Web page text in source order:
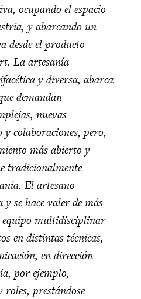
ocupando el espacio
y abarcando un
desde el producto
La artesanía
y diversa, abarca
demandan
nuevas
colaboraciones, pero,
más abierto y
tradicionalmente
El artesano
se hace valer de más
multidisciplinar
en distintas técnicas,
en dirección
por ejemplo,
roles, prestándose